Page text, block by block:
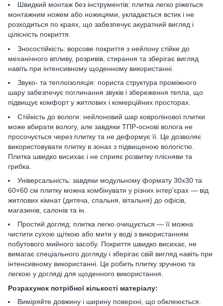
Швидкий монтаж без інструментів: плитка легко ріжеться
монтажним ножем або ножицями, укладається встик і не
розходиться по краях, що забезпечує акуратний вигляд і
цілісність покриття.
Зносостійкість: ворсове покриття з нейлону стійке до
механічного впливу, розривів, стирання та зберігає вигляд
навіть при інтенсивному щоденному використанні.
Звуко- та теплоізоляція: пориста структура проміжного
шару забезпечує поглинання звуків і збереження тепла, що
підвищує комфорт у житлових і комерційних просторах.
Стійкість до вологи: нейлоновий шар ковролінової плитки
може вбирати вологу, але завдяки ТПР-основі волога не
просочується через плитку та не деформує її. Це дозволяє
використовувати плитку в зонах з підвищеною вологістю.
Плитка швидко висихає і не сприяє розвитку плісняви та
грибка.
Універсальність: завдяки модульному формату 30х30 та
60×60 см плитку можна комбінувати у різних інтер'єрах — від
житлових кімнат (дитяча, спальня, вітальня) до офісів,
магазинів, салонів та ін.
Простий догляд: плитка легко очищується — її можна
чистити сухою щіткою або мити у воді з використанням
побутового мийного засобу. Покриття швидко висихає, не
вимагає спеціального догляду і зберігає свій вигляд навіть при
інтенсивному використанні. Це робить плитку зручною та
легкою у догляді для щоденного використання.
Розрахунок потрібної кількості матеріалу:
Виміряйте довжину і ширину поверхні, що обклеюється.